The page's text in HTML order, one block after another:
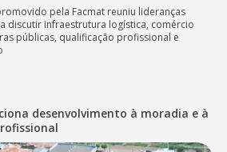
pela Facmat reuniu lideranças
discutir infraestrutura logística, comércio
públicas, qualificação profissional e
desenvolvimento à moradia e à